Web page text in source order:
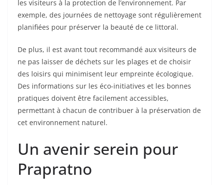
les visiteurs à la protection de l’environnement. Par
exemple, des journées de nettoyage sont régulièrement
planifiées pour préserver la beauté de ce littoral.
De plus, il est avant tout recommandé aux visiteurs de
ne pas laisser de déchets sur les plages et de choisir
des loisirs qui minimisent leur empreinte écologique.
Des informations sur les éco-initiatives et les bonnes
pratiques doivent être facilement accessibles,
permettant à chacun de contribuer à la préservation de
cet environnement naturel.
Un avenir serein pour
Prapratno